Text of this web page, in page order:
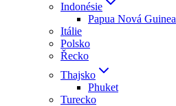
Indonésie
Papua Nová Guinea
Itálie
Polsko
Řecko
Thajsko
Phuket
Turecko